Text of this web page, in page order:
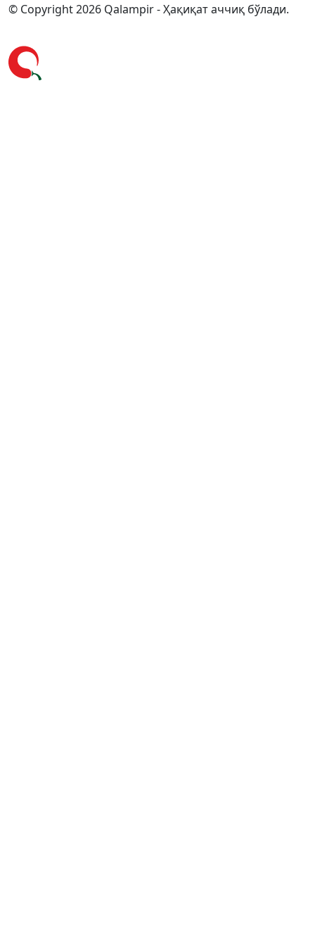
© Copyright 2026 Qalampir - Ҳақиқат аччиқ бўлади.